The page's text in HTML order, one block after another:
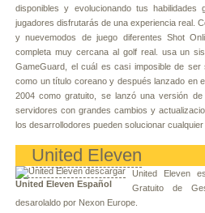
disponibles y evolucionando tus habilidades
jugadores disfrutarás de una experiencia real.
y nuevemodos de juego diferentes Shot
completa muy cercana al golf real. usa un
GameGuard, el cuál es casi imposible de ser
como un título coreano y después lanzado en
2004 como gratuito, se lanzó una versión
servidores con grandes cambios y
los desarrollodores pueden solucionar
United Eleven
United Eleven Español
United Eleven
Gratuito de
desarolaldo por Nexon Europe.